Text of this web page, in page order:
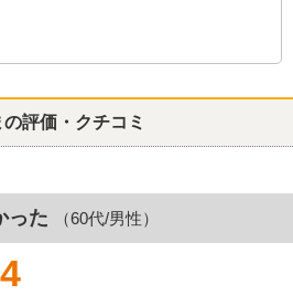
評価・クチコミ
った （60代/男性）
4